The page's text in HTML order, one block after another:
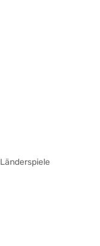
Länderspiele